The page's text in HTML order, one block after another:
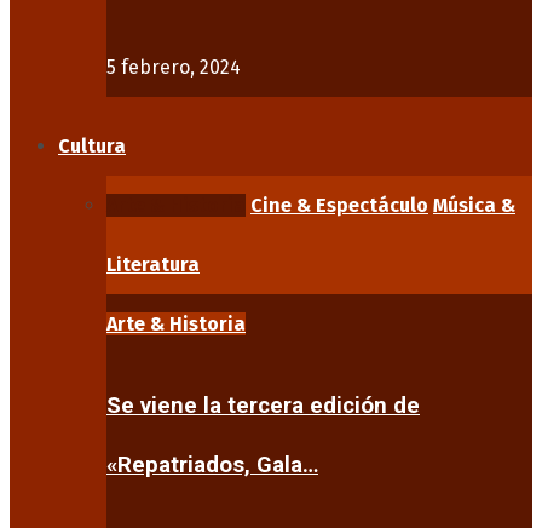
5 febrero, 2024
Cultura
Cine & Espectáculo Música &
Literatura
Arte & Historia
Se viene la tercera edición de
«Repatriados, Gala…